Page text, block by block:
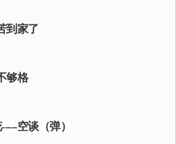
到家了
够格
空谈（弹）